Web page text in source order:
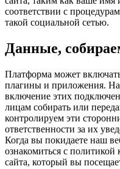
соответствии с
такой социальной сетью.
Данные,
Платформа может
плагины и приложения.
включение этих
лицам собирать или
контролируем эти
ответственности за их
Когда вы покидаете наш
ознакомиться с
сайта, который вы